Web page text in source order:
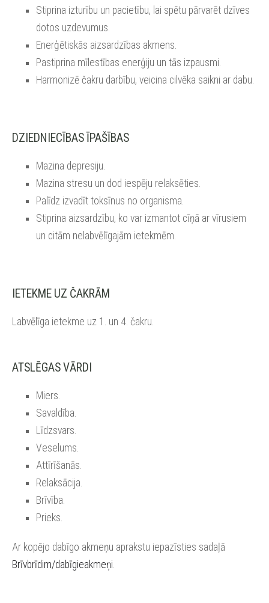
Stiprina izturību un pacietību, lai spētu pārvarēt dzīves
dotos uzdevumus.
Enerģētiskās aizsardzības akmens.
Pastiprina mīlestības enerģiju un tās izpausmi.
Harmonizē čakru darbību, veicina cilvēka saikni ar dabu.
DZIEDNIECĪBAS ĪPAŠĪBAS
Mazina depresiju.
Mazina stresu un dod iespēju relaksēties.
Palīdz izvadīt toksīnus no organisma.
Stiprina aizsardzību, ko var izmantot cīņā ar vīrusiem
un citām nelabvēlīgajām ietekmēm.
IETEKME UZ ČAKRĀM
Labvēlīga ietekme uz 1. un 4. čakru.
ATSLĒGAS VĀRDI
Miers.
Savaldība.
Līdzsvars.
Veselums.
Attīrīšanās.
Relaksācija.
Brīvība.
Prieks.
Ar kopējo dabīgo akmeņu aprakstu iepazīsties sadaļā
Brīvbrīdim/dabīgieakmeņi